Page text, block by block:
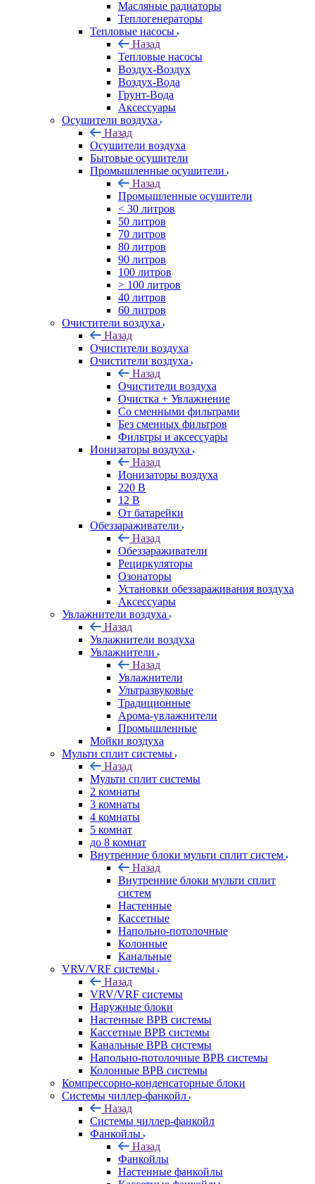
Масляные радиаторы
Теплогенераторы
Тепловые насосы
Назад
Тепловые насосы
Воздух-Воздух
Воздух-Вода
Грунт-Вода
Аксессуары
Осушители воздуха
Назад
Осушители воздуха
Бытовые осушители
Промышленные осушители
Назад
Промышленные осушители
< 30 литров
50 литров
70 литров
80 литров
90 литров
100 литров
> 100 литров
40 литров
60 литров
Очистители воздуха
Назад
Очистители воздуха
Очистители воздуха
Назад
Очистители воздуха
Очистка + Увлажнение
Cо сменными фильтрами
Без сменных фильтров
Фильтры и аксессуары
Ионизаторы воздуха
Назад
Ионизаторы воздуха
220 В
12 В
От батарейки
Обеззараживатели
Назад
Обеззараживатели
Рециркуляторы
Озонаторы
Установки обеззараживания воздуха
Аксессуары
Увлажнители воздуха
Назад
Увлажнители воздуха
Увлажнители
Назад
Увлажнители
Ультразвуковые
Традиционные
Арома-увлажнители
Промышленные
Мойки воздуха
Мульти сплит системы
Назад
Мульти сплит системы
2 комнаты
3 комнаты
4 комнаты
5 комнат
до 8 комнат
Внутренние блоки мульти сплит систем
Назад
Внутренние блоки мульти сплит
систем
Настенные
Кассетные
Напольно-потолочные
Колонные
Канальные
VRV/VRF системы
Назад
VRV/VRF системы
Наружные блоки
Настенные ВРВ системы
Кассетные ВРВ системы
Канальные ВРВ системы
Напольно-потолочные ВРВ системы
Колонные ВРВ системы
Компрессорно-конденсаторные блоки
Системы чиллер-фанкойл
Назад
Системы чиллер-фанкойл
Фанкойлы
Назад
Фанкойлы
Настенные фанкойлы